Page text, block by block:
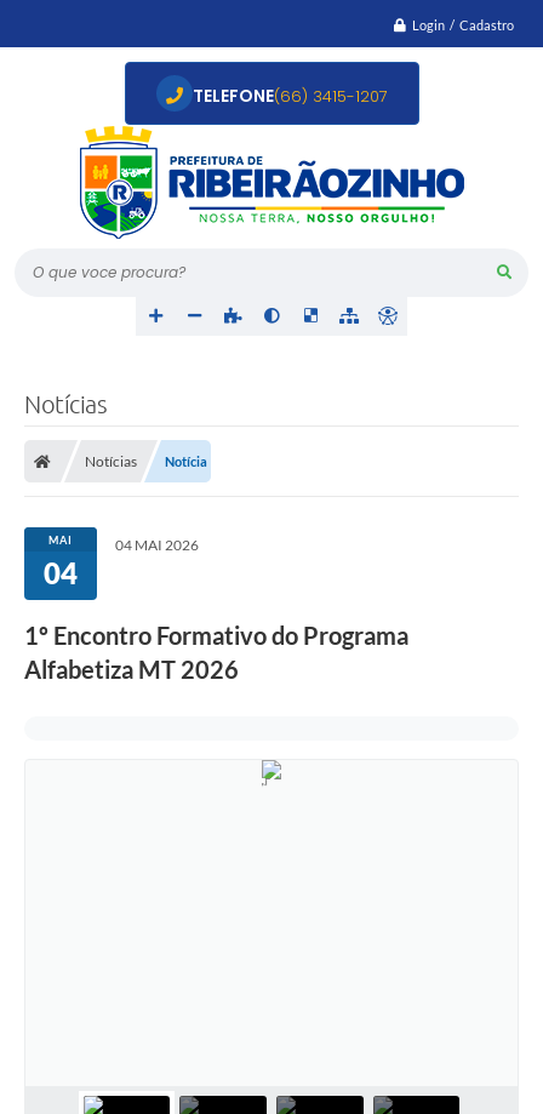
Login / Cadastro
O que voce procura?
TELEFONE(66) 3415-1207
Notícias
Notícias Notícia
MAI
04
04 MAI 2026
1º Encontro Formativo do Programa
Alfabetiza MT 2026